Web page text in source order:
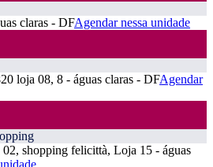
claras - DFAgendar nessa unidade
loja 08, 8 - águas claras - DFAgendar
shopping felicittà, Loja 15 - águas